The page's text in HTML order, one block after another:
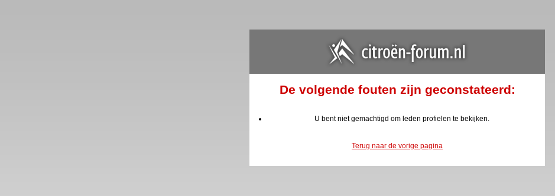
De volgende fouten zijn geconstateerd:
U bent niet gemachtigd om leden profielen te bekijken.
Terug naar de vorige pagina